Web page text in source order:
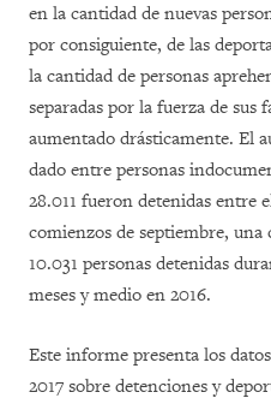
en la cantidad de nuevas
por consiguiente, de las
la cantidad de personas
separadas por la fuerza de
aumentado drásticamente. El
dado entre personas
28.011 fueron detenidas entre
comienzos de septiembre,
10.031 personas detenidas
meses y medio en 2016.
Este informe presenta los
2017 sobre detenciones y